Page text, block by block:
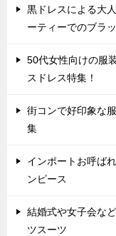
黒ドレスによる大
ーティーでのブラ
50代女性向けの服
スドレス特集！
街コンで好印象な
集
インポートお呼ば
ンピース
結婚式や女子会な
ツスーツ